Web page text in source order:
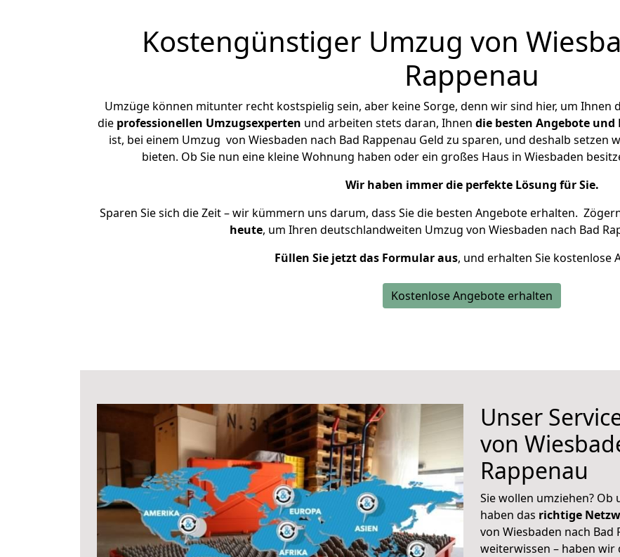
Kostengünstiger Umzug von
Rappenau
Umzüge können mitunter recht kostspielig sein, aber keine Sorge, denn wir sind hier, um Ihnen
die professionellen Umzugsexperten und arbeiten stets daran, Ihnen die besten Angebote und
ist, bei einem Umzug von Wiesbaden nach Bad Rappenau Geld zu sparen, und deshalb setzen
bieten. Ob Sie nun eine kleine Wohnung haben oder ein großes Haus in Wiesbaden
Wir haben immer die perfekte Lösung für Sie.
Sparen Sie sich die Zeit – wir kümmern uns darum, dass Sie die besten Angebote erhalten.
heute, um Ihren deutschlandweiten Umzug von Wiesbaden nach Bad
Füllen Sie jetzt das Formular aus, und erhalten Sie kostenlose
Kostenlose Angebote erhalten
Unser
von
Rappenau
Sie wollen umziehen?
haben das richtige
von Wiesbaden nach Bad
weiterwissen – haben wir